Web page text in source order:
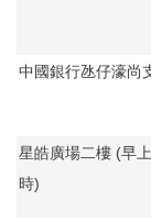
中國銀行氹仔濠尚
星皓廣場二樓 (早
時)